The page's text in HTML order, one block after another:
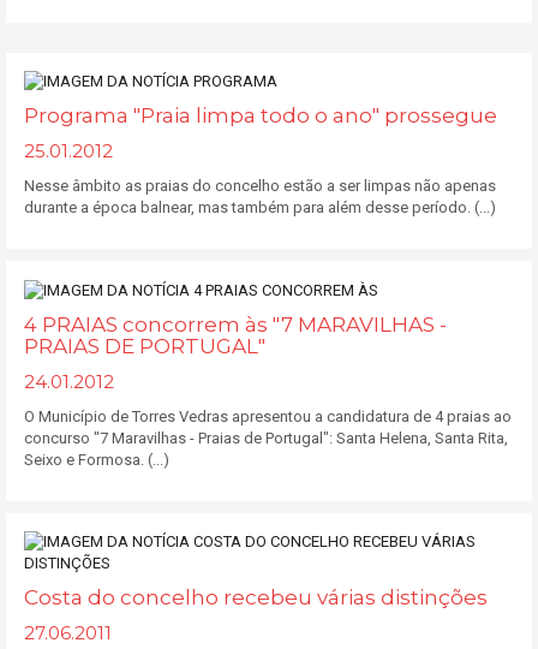
Programa "Praia limpa todo o ano" prossegue
25.01.2012
Nesse âmbito as praias do concelho estão a ser limpas não apenas
durante a época balnear, mas também para além desse período. (...)
4 PRAIAS concorrem às "7 MARAVILHAS -
PRAIAS DE PORTUGAL"
24.01.2012
O Município de Torres Vedras apresentou a candidatura de 4 praias ao
concurso "7 Maravilhas - Praias de Portugal": Santa Helena, Santa Rita,
Seixo e Formosa. (...)
Costa do concelho recebeu várias distinções
27.06.2011